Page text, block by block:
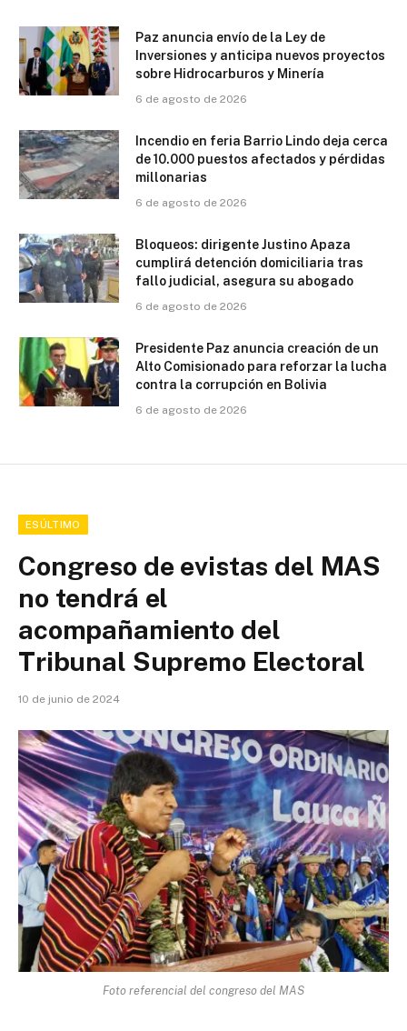
Paz anuncia envío de la Ley de
Inversiones y anticipa nuevos proyectos
sobre Hidrocarburos y Minería
6 de agosto de 2026
Incendio en feria Barrio Lindo deja cerca
de 10.000 puestos afectados y pérdidas
millonarias
6 de agosto de 2026
Bloqueos: dirigente Justino Apaza
cumplirá detención domiciliaria tras
fallo judicial, asegura su abogado
6 de agosto de 2026
Presidente Paz anuncia creación de un
Alto Comisionado para reforzar la lucha
contra la corrupción en Bolivia
6 de agosto de 2026
ESÚLTIMO
Congreso de evistas del MAS
no tendrá el
acompañamiento del
Tribunal Supremo Electoral
10 de junio de 2024
Foto referencial del congreso del MAS